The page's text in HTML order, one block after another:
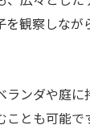
を観察しなが
ランダや庭に
ことも可能